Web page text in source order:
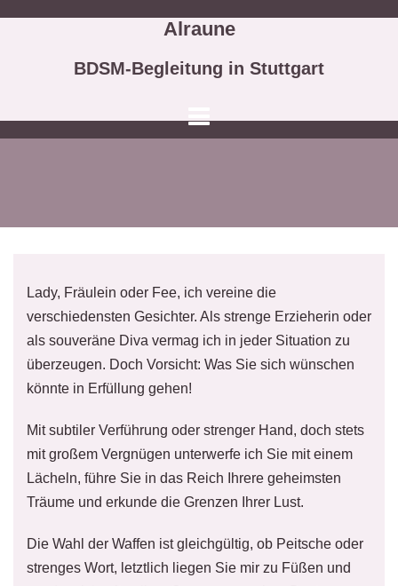
Alraune
BDSM-Begleitung in Stuttgart
Schauen Sie sich um!
EINGANG
Lady, Fräulein oder Fee, ich vereine die
verschiedensten Gesichter. Als strenge Erzieherin oder
als souveräne Diva vermag ich in jeder Situation zu
überzeugen. Doch Vorsicht: Was Sie sich wünschen
könnte in Erfüllung gehen!
Mit subtiler Verführung oder strenger Hand, doch stets
mit großem Vergnügen unterwerfe ich Sie mit einem
Lächeln, führe Sie in das Reich Ihrere geheimsten
Träume und erkunde die Grenzen Ihrer Lust.
Die Wahl der Waffen ist gleichgültig, ob Peitsche oder
strenges Wort, letztlich liegen Sie mir zu Füßen und